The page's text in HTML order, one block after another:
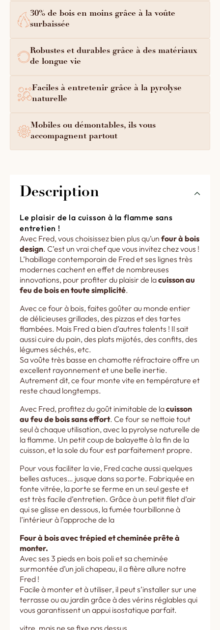
30% de bois en moins grâce à la voûte
surbaissée
Robustes et durables grâce à des matériaux
de longue vie
Faciles à entretenir grâce à la pyrolyse
naturelle
Mobiles ou démontables, ils vous
accompagnent partout
Description
Le plaisir de la cuisson à la flamme sans
entretien !
Avec Fred, vous choisissez bien plus qu’un four à bois
design. C’est un vrai chef que vous invitez chez vous !
L’habillage contemporain de Fred et ses lignes très
modernes cachent en effet de nombreuses
innovations, pour profiter du plaisir de lacuisson au
feu de bois en toute simplicité.
Avec ce four à bois, faites goûter au monde entier
de délicieuses grillades, des pizzas et des tartes
flambées. Mais Fred a bien d’autres talents ! Il sait
aussi cuire du pain, des plats mijotés, des confits, des
légumes séchés, etc.
Sa voûte très basse en chamotte réfractaire offre un
excellent rayonnement et une belle inertie.
Autrement dit, ce four monte vite en température et
reste chaud longtemps.
Avec Fred, profitez du goût inimitable de lacuisson
au feu de bois sans effort. Ce four se nettoie tout
seul à chaque utilisation, avec la pyrolyse naturelle de
la flamme. Un petit coup de balayette à la fin de la
cuisson, et la sole du four est parfaitement propre.
Pour vous faciliter la vie, Fred cache aussi quelques
belles astuces… jusque dans sa porte. Fabriquée en
fonte vitrée, la porte se ferme en un seul geste et
est très facile d’entretien. Grâce à un petit filet d’air
qui se glisse en dessous, la fumée tourbillonne à
l’intérieur à l’approche de la
Four à bois avec trépied et cheminée prête à
monter.
Avec ses 3 pieds en bois poli et sa cheminée
surmontée d’un joli chapeau, il a fière allure notre
Fred !
Facile à monter et à utiliser, il peut s’installer sur une
terrasse ou au jardin grâce à des vérins réglables qui
vous garantissent un appui isostatique parfait.